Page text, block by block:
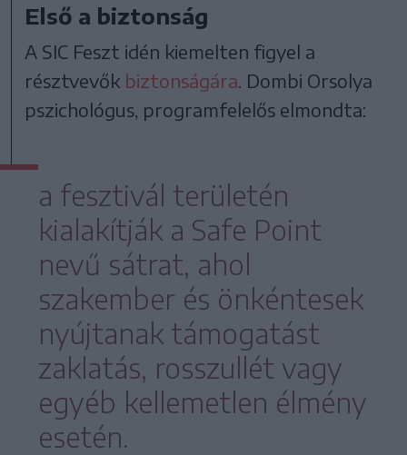
Első a biztonság
A SIC Feszt idén kiemelten figyel a
résztvevők biztonságára . Dombi Orsolya
pszichológus, programfelelős elmondta:
a fesztivál területén
kialakítják a Safe Point
nevű sátrat, ahol
szakember és önkéntesek
nyújtanak támogatást
zaklatás, rosszullét vagy
egyéb kellemetlen élmény
esetén.